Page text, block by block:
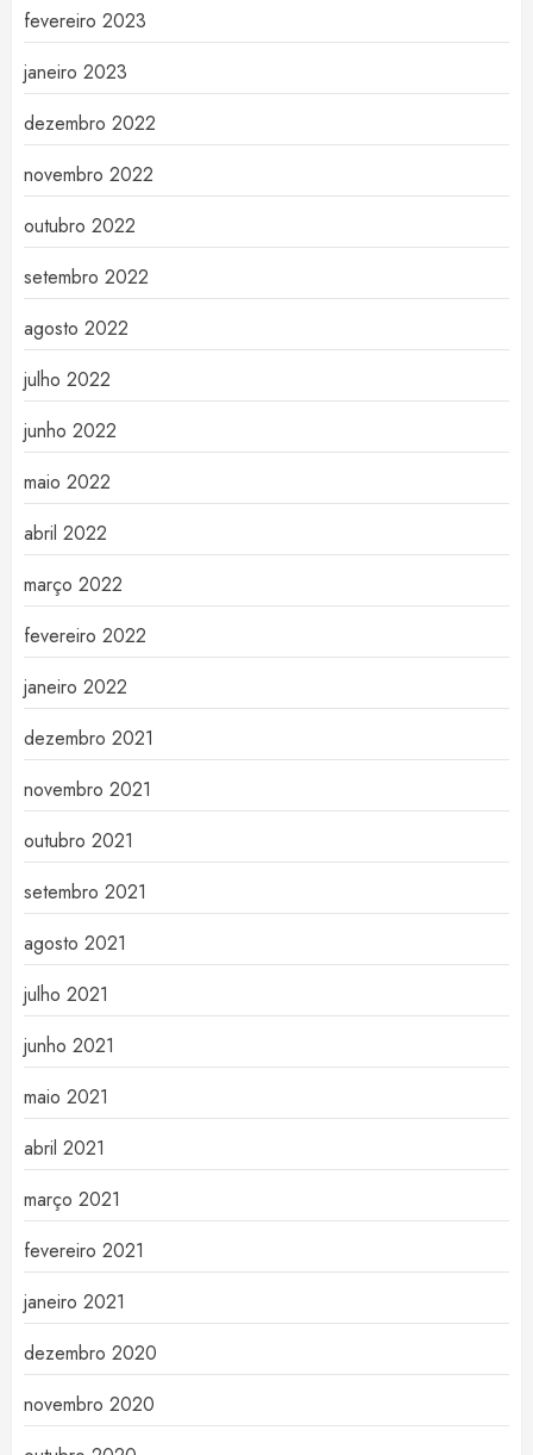
fevereiro 2023
janeiro 2023
dezembro 2022
novembro 2022
outubro 2022
setembro 2022
agosto 2022
julho 2022
junho 2022
maio 2022
abril 2022
março 2022
fevereiro 2022
janeiro 2022
dezembro 2021
novembro 2021
outubro 2021
setembro 2021
agosto 2021
julho 2021
junho 2021
maio 2021
abril 2021
março 2021
fevereiro 2021
janeiro 2021
dezembro 2020
novembro 2020